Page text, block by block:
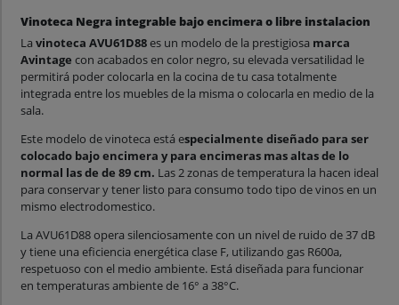
Vinoteca Negra integrable bajo encimera o libre instalacion
La vinoteca AVU61D88es un modelo de la prestigiosa marca
Avintage con acabados en color negro, su elevada versatilidad le
permitirá poder colocarla en la cocina de tu casa totalmente
integrada entre los muebles de la misma o colocarla en medio de la
sala.
Este modelo de vinoteca está especialmente diseñado para ser
colocado bajo encimera y para encimeras mas altas de lo
normal las de de 89 cm. Las 2 zonas de temperatura la hacen ideal
para conservar y tener listo para consumo todo tipo de vinos en un
mismo electrodomestico.
La AVU61D88 opera silenciosamente con un nivel de ruido de 37 dB
y tiene una eficiencia energética clase F, utilizando gas R600a,
respetuoso con el medio ambiente. Está diseñada para funcionar
en temperaturas ambiente de 16° a 38°C.